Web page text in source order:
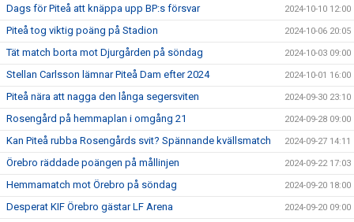
Dags för Piteå att knäppa upp BP:s försvar 2024-10-10 12:00
Piteå tog viktig poäng på Stadion 2024-10-06 20:05
Tät match borta mot Djurgården på söndag 2024-10-03 09:00
Stellan Carlsson lämnar Piteå Dam efter 2024 2024-10-01 16:00
Piteå nära att nagga den långa segersviten 2024-09-30 23:10
Rosengård på hemmaplan i omgång 21 2024-09-28 09:00
Kan Piteå rubba Rosengårds svit? Spännande kvällsmatch 2024-09-27 14:11
Örebro räddade poängen på mållinjen 2024-09-22 17:03
Hemmamatch mot Örebro på söndag 2024-09-20 18:00
Desperat KIF Örebro gästar LF Arena 2024-09-20 09:00